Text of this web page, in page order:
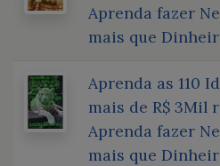
Aprenda fazer
mais que
Aprenda as 110
mais de R$ 3Mil
Aprenda fazer
mais que